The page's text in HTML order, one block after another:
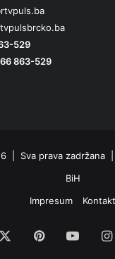
529
863-529
| Sva prava zadržana |
BiH
Impresum
Kontakt
Pinterest